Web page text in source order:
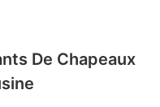
De Chapeaux